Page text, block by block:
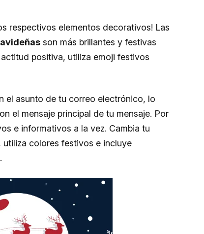
respectivos elementos decorativos! Las
son más brillantes y festivas
positiva, utiliza emoji festivos
el asunto de tu correo electrónico, lo
el mensaje principal de tu mensaje. Por
e informativos a la vez. Cambia tu
colores festivos e incluye